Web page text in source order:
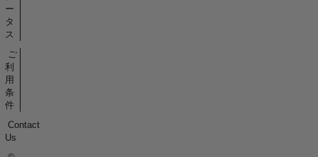
ー
タ
ス
ご
利
用
条
件
Contact
Us